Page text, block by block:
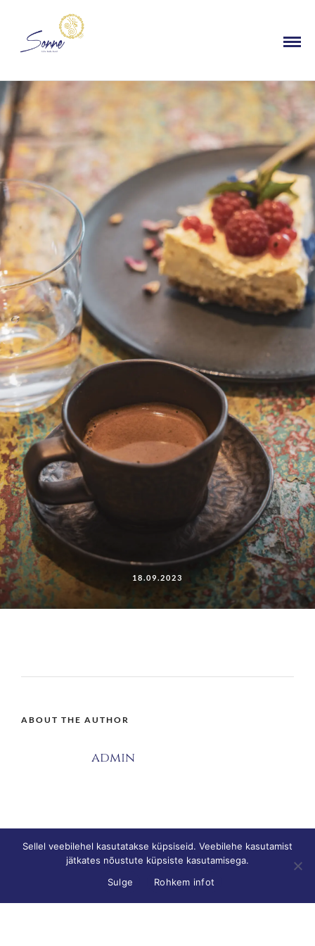
18.09.2023
ABOUT THE AUTHOR
admin
Sellel veebilehel kasutatakse küpsiseid. Veebilehe kasutamist
jätkates nõustute küpsiste kasutamisega.
Sulge
Rohkem infot